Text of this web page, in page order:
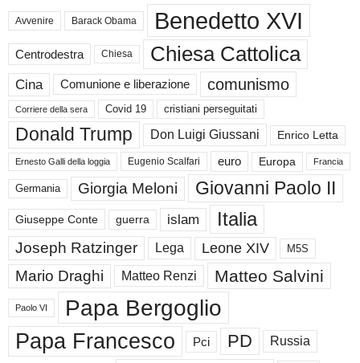
Avvenire Barack Obama Benedetto XVI
Centrodestra Chiesa Chiesa Cattolica
Cina Comunione e liberazione comunismo
Corriere della sera Covid 19 cristiani perseguitati
Donald Trump Don Luigi Giussani Enrico Letta
Ernesto Galli della loggia Eugenio Scalfari euro Europa Francia
Germania Giorgia Meloni Giovanni Paolo II
Giuseppe Conte guerra islam Italia
Joseph Ratzinger Lega Leone XIV M5S
Mario Draghi Matteo Renzi Matteo Salvini
Paolo VI Papa Bergoglio
Papa Francesco Pci PD Russia